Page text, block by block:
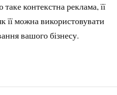
контекстна реклама, її
її можна використовувати
вашого бізнесу.